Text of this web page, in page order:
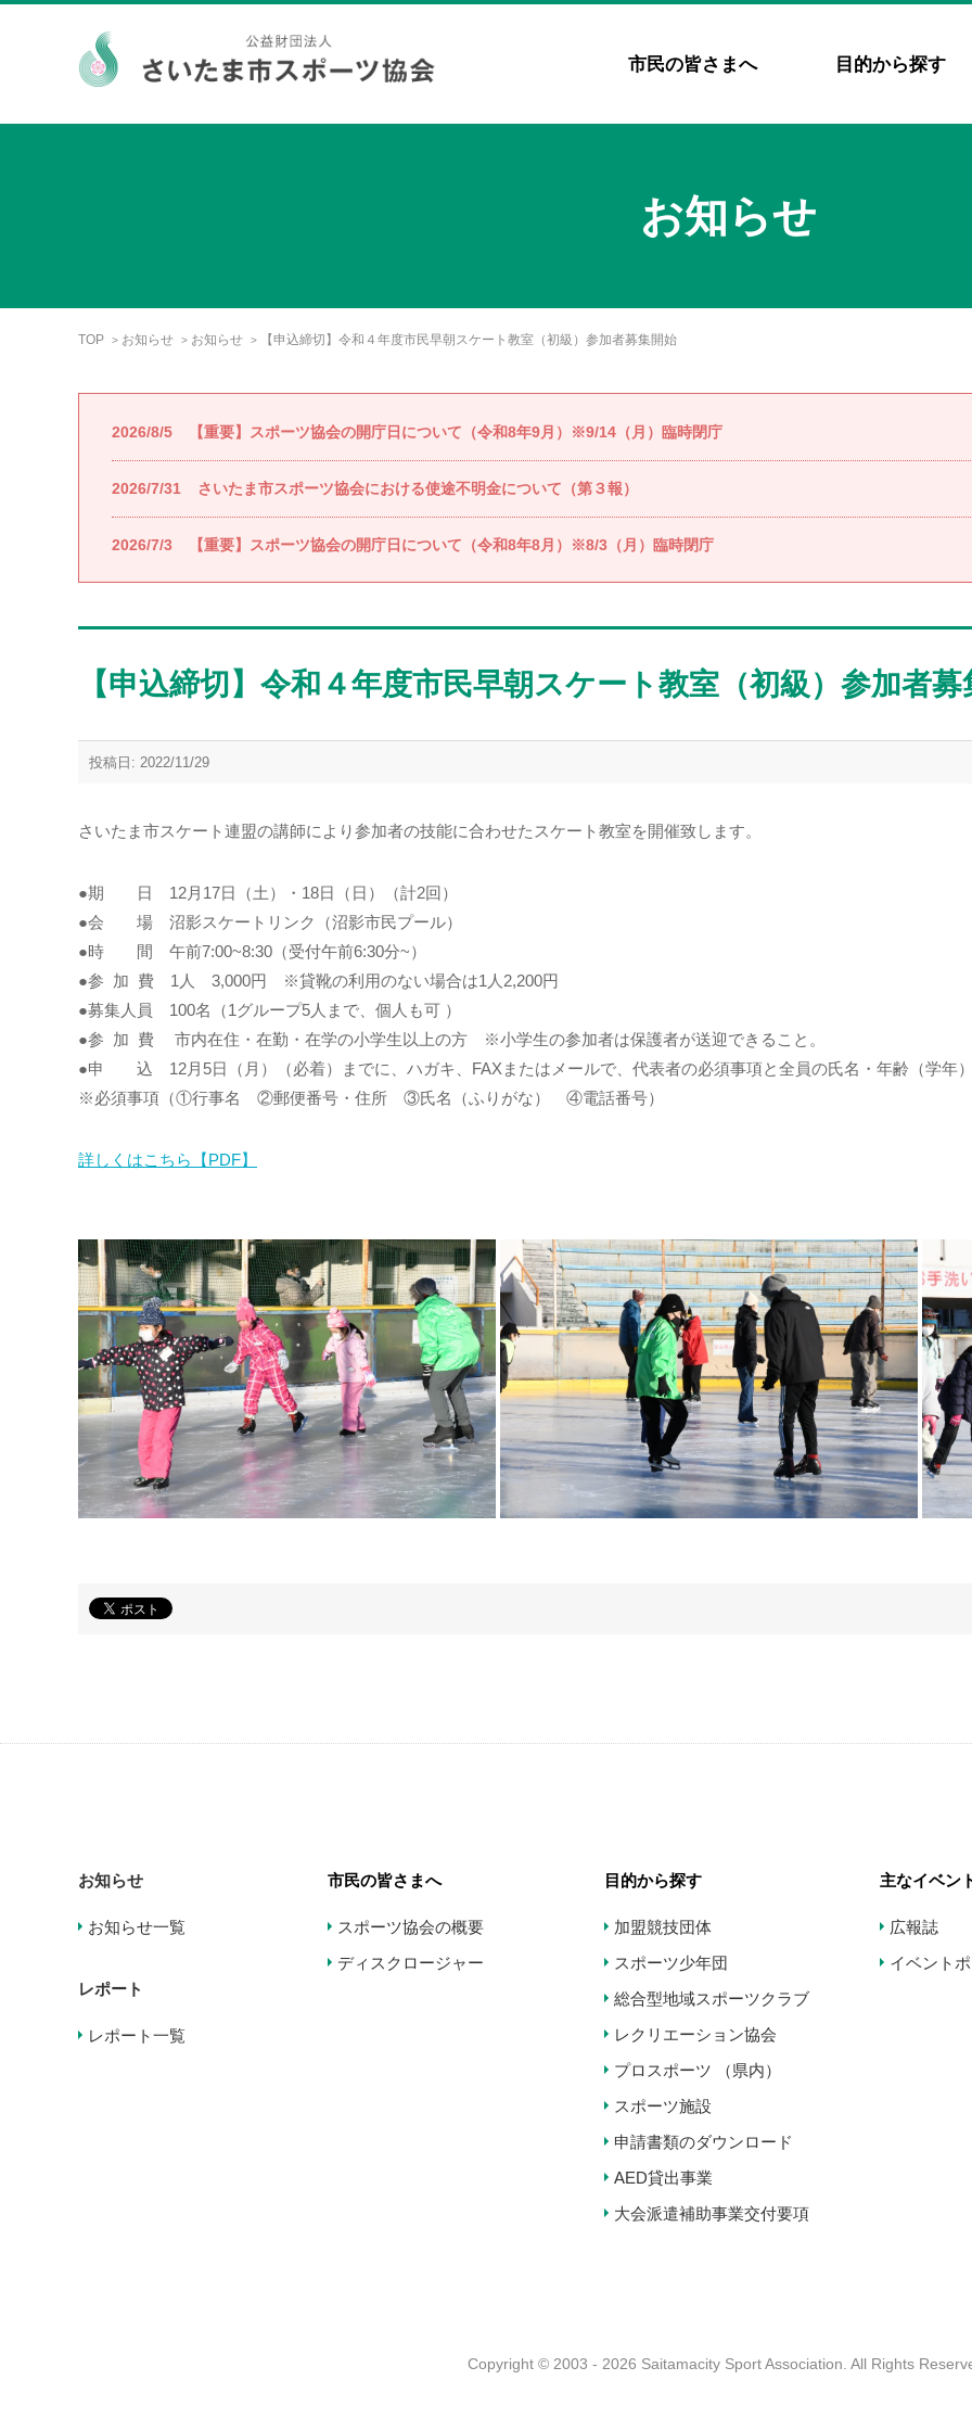
市民の皆さまへ 目的から探す
お知らせ
TOP > お知らせ > お知らせ > 【申込締切】令和４年度市民早朝スケート教室（初級）参加者募集開始
2026/8/5 【重要】スポーツ協会の開庁日について（令和8年9月）※9/14（月）臨時閉庁
2026/7/31 さいたま市スポーツ協会における使途不明金について（第３報）
2026/7/3 【重要】スポーツ協会の開庁日について（令和8年8月）※8/3（月）臨時閉庁
【申込締切】令和４年度市民早朝スケート教室（初級）参加者募
投稿日: 2022/11/29
さいたま市スケート連盟の講師により参加者の技能に合わせたスケート教室を開催致します。
●期 日 12月17日（土）・18日（日）（計2回）
●会 場 沼影スケートリンク（沼影市民プール）
●時 間 午前7:00~8:30（受付午前6:30分~）
●参 加 費 1人 3,000円 ※貸靴の利用のない場合は1人2,200円
●募集人員 100名（1グループ5人まで、個人も可 ）
●参 加 費 市内在住・在勤・在学の小学生以上の方 ※小学生の参加者は保護者が送迎できること。
●申 込 12月5日（月）（必着）までに、ハガキ、FAXまたはメールで、代表者の必須事項と全員の氏名・年齢（学年
※必須事項（①行事名 ②郵便番号・住所 ③氏名（ふりがな） ④電話番号）
詳しくはこちら【PDF】
お知らせ
お知らせ一覧
レポート
レポート一覧
市民の皆さまへ
スポーツ協会の概要
ディスクロージャー
目的から探す
加盟競技団体
スポーツ少年団
総合型地域スポーツクラブ
レクリエーション協会
プロスポーツ （県内）
スポーツ施設
申請書類のダウンロード
AED貸出事業
大会派遣補助事業交付要項
主なイベン
広報誌
イベント
Copyright © 2003 - 2026 Saitamacity Sport Association. All Rights